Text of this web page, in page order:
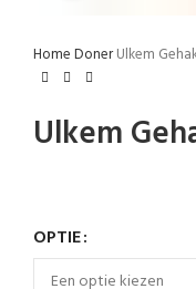
HomeDonerUlkem
Ulkem
OPTIE